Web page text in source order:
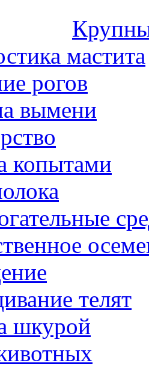
мастита
рогов
вымени
копытами
телят
шкурой